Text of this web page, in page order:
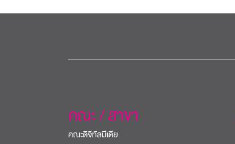
คณะ / สาขา
คณะดิจิทัลมีเดีย